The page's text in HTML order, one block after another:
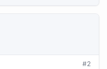
#2